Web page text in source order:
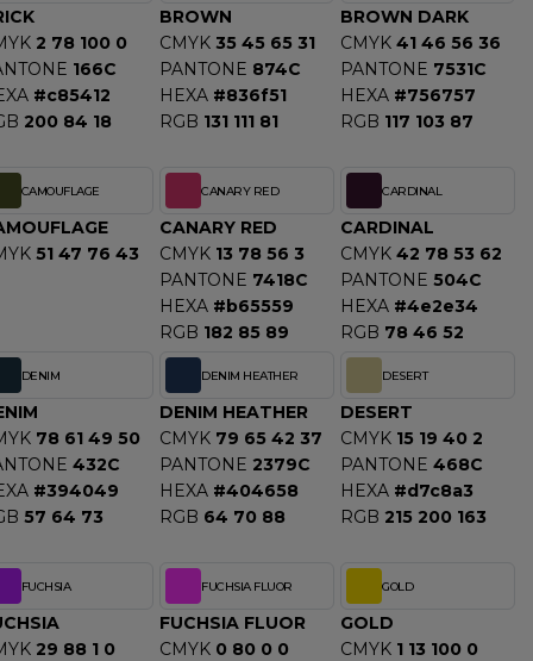
2 78 100 0
166C
#c85412
200 84 18
BROWN
CMYK 35 45 65 31
PANTONE 874C
HEXA #836f51
RGB 131 111 81
BROWN DARK
CMYK 41 46 56 36
PANTONE 7531C
HEXA #756757
RGB 117 103 87
CAMOUFLAGE
51 47 76 43
CANARY RED
CANARY RED
CMYK 13 78 56 3
PANTONE 7418C
HEXA #b65559
RGB 182 85 89
CARDINAL
CARDINAL
CMYK 42 78 53 62
PANTONE 504C
HEXA #4e2e34
RGB 78 46 52
DENIM
78 61 49 50
432C
#394049
57 64 73
DENIM HEATHER
DENIM HEATHER
CMYK 79 65 42 37
PANTONE 2379C
HEXA #404658
RGB 64 70 88
DESERT
DESERT
CMYK 15 19 40 2
PANTONE 468C
HEXA #d7c8a3
RGB 215 200 163
FUCHSIA
29 88 1 0
FUCHSIA FLUOR
FUCHSIA FLUOR
CMYK 0 80 0 0
GOLD
GOLD
CMYK 1 13 100 0